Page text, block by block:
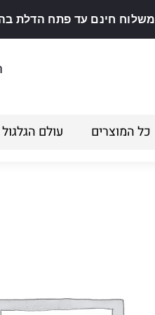
משלוח חינם עד פתח הדלת
כל המוצרים עולם הגלגול